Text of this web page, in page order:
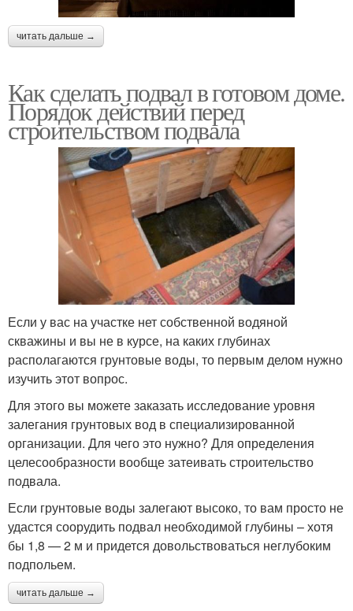
читать дальше →
Как сделать подвал в готовом доме.
Порядок действий перед
строительством подвала
Если у вас на участке нет собственной водяной
скважины и вы не в курсе, на каких глубинах
располагаются грунтовые воды, то первым делом нужно
изучить этот вопрос.
Для этого вы можете заказать исследование уровня
залегания грунтовых вод в специализированной
организации. Для чего это нужно? Для определения
целесообразности вообще затеивать строительство
подвала.
Если грунтовые воды залегают высоко, то вам просто не
удастся соорудить подвал необходимой глубины – хотя
бы 1,8 — 2 м и придется довольствоваться неглубоким
подпольем.
читать дальше →